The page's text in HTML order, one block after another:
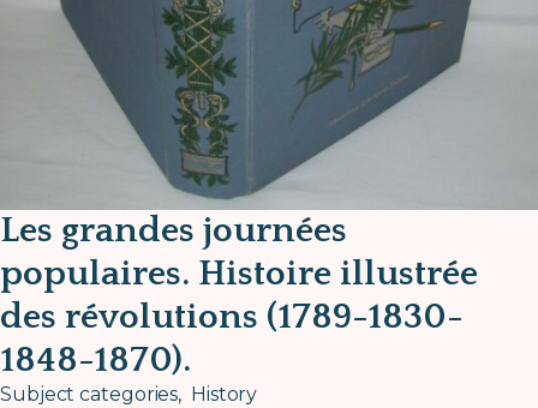
Les grandes journées
populaires. Histoire illustrée
des révolutions (1789-1830-
1848-1870).
Subject categories, History